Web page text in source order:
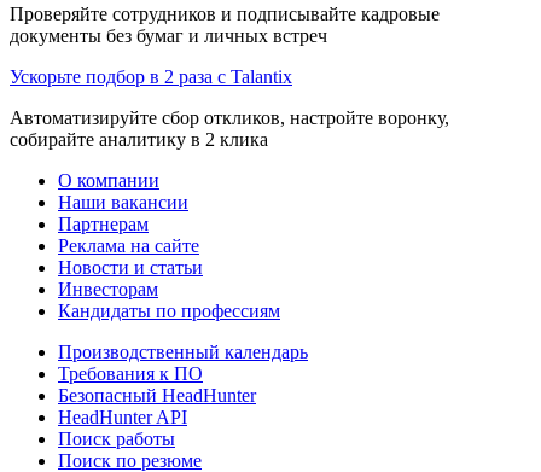
Проверяйте сотрудников и подписывайте кадровые
документы без бумаг и личных встреч
Ускорьте подбор в 2 раза с Talantix
Автоматизируйте сбор откликов, настройте воронку,
собирайте аналитику в 2 клика
О компании
Наши вакансии
Партнерам
Реклама на сайте
Новости и статьи
Инвесторам
Кандидаты по профессиям
Производственный календарь
Требования к ПО
Безопасный HeadHunter
HeadHunter API
Поиск работы
Поиск по резюме